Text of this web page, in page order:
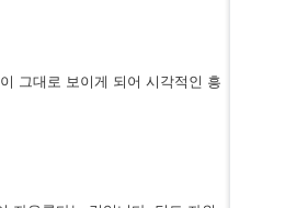
그대로 보이게 되어 시각적인 흥